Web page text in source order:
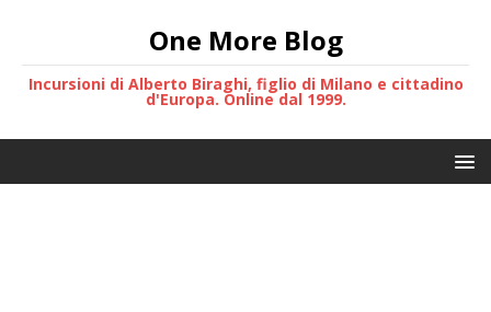
One More Blog
Incursioni di Alberto Biraghi, figlio di Milano e cittadino
d'Europa. Online dal 1999.